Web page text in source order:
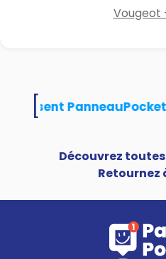
Vougeot
PanneauPocket
Découvrez
Retournez